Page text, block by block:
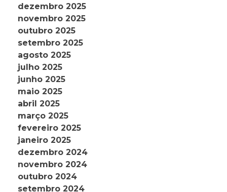
dezembro 2025
novembro 2025
outubro 2025
setembro 2025
agosto 2025
julho 2025
junho 2025
maio 2025
abril 2025
março 2025
fevereiro 2025
janeiro 2025
dezembro 2024
novembro 2024
outubro 2024
setembro 2024